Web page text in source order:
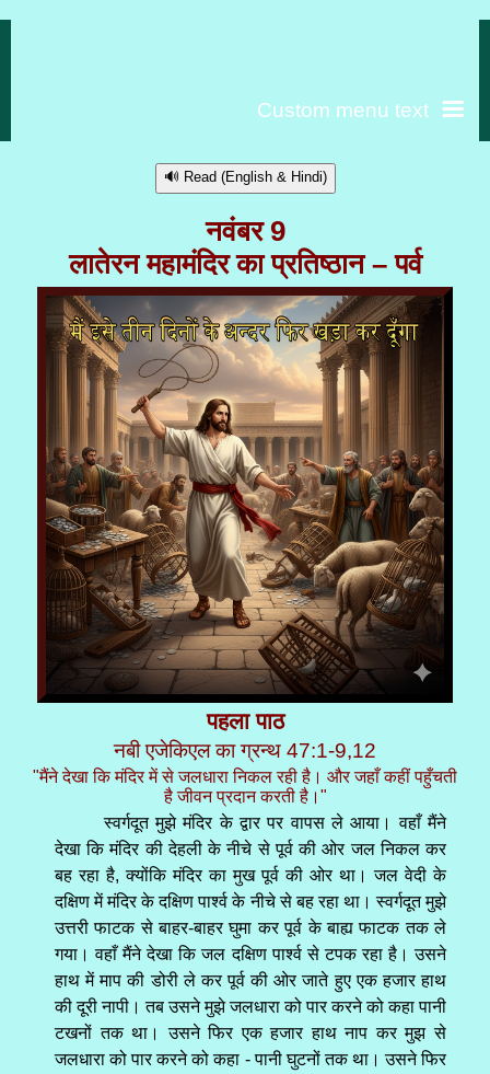
Custom menu text
🔊 Read (English & Hindi)
नवंबर 9
लातेरन महामंदिर का प्रतिष्ठान – पर्व
पहला पाठ
नबी एजेकिएल का ग्रन्थ 47:1-9,12
"मैंने देखा कि मंदिर में से जलधारा निकल रही है। और जहाँ कहीं पहुँचती
है जीवन प्रदान करती है।"
स्वर्गदूत मुझे मंदिर के द्वार पर वापस ले आया। वहाँ मैंने
देखा कि मंदिर की देहली के नीचे से पूर्व की ओर जल निकल कर
बह रहा है, क्योंकि मंदिर का मुख पूर्व की ओर था। जल वेदी के
दक्षिण में मंदिर के दक्षिण पार्श्व के नीचे से बह रहा था। स्वर्गदूत मुझे
उत्तरी फाटक से बाहर-बाहर घुमा कर पूर्व के बाह्य फाटक तक ले
गया। वहाँ मैंने देखा कि जल दक्षिण पार्श्व से टपक रहा है। उसने
हाथ में माप की डोरी ले कर पूर्व की ओर जाते हुए एक हजार हाथ
की दूरी नापी। तब उसने मुझे जलधारा को पार करने को कहा पानी
टखनों तक था। उसने फिर एक हजार हाथ नाप कर मुझ से
जलधारा को पार करने को कहा - पानी घुटनों तक था। उसने फिर